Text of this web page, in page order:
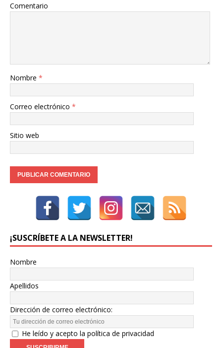
Comentario
Nombre *
Correo electrónico *
Sitio web
¡SUSCRÍBETE A LA NEWSLETTER!
Nombre
Apellidos
Dirección de correo electrónico:
He leído y acepto la política de privacidad